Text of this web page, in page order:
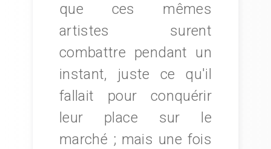
que ces mêmes
artistes surent
combattre pendant un
instant, juste ce qu'il
fallait pour conquérir
leur place sur le
marché ; mais une fois